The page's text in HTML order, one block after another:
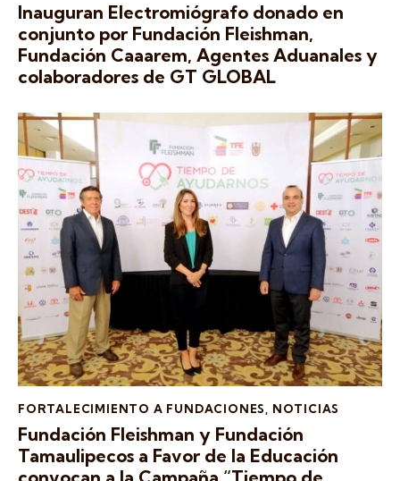
Inauguran Electromiógrafo donado en
conjunto por Fundación Fleishman,
Fundación Caaarem, Agentes Aduanales y
colaboradores de GT GLOBAL
FORTALECIMIENTO A FUNDACIONES NOTICIAS
Fundación Fleishman y Fundación
Tamaulipecos a Favor de la Educación